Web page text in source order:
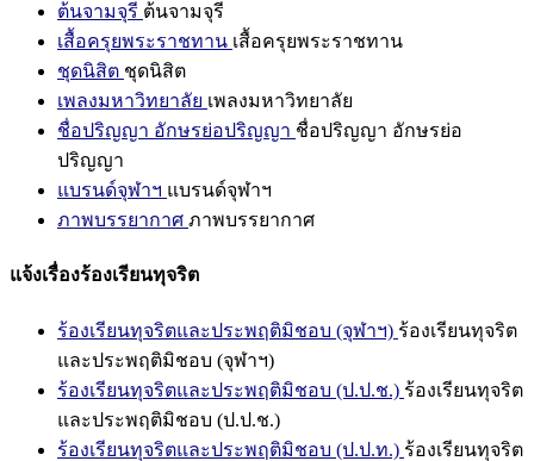
ต้นจามจุรี ต้นจามจุรี
เสื้อครุยพระราชทาน เสื้อครุยพระราชทาน
ชุดนิสิต ชุดนิสิต
เพลงมหาวิทยาลัย เพลงมหาวิทยาลัย
ชื่อปริญญา อักษรย่อปริญญา ชื่อปริญญา อักษรย่อ
ปริญญา
แบรนด์จุฬาฯ แบรนด์จุฬาฯ
ภาพบรรยากาศ ภาพบรรยากาศ
แจ้งเรื่องร้องเรียนทุจริต
ร้องเรียนทุจริตและประพฤติมิชอบ (จุฬาฯ) ร้องเรียนทุจริต
และประพฤติมิชอบ (จุฬาฯ)
ร้องเรียนทุจริตและประพฤติมิชอบ (ป.ป.ช.) ร้องเรียนทุจริต
และประพฤติมิชอบ (ป.ป.ช.)
ร้องเรียนทุจริตและประพฤติมิชอบ (ป.ป.ท.) ร้องเรียนทุจริต